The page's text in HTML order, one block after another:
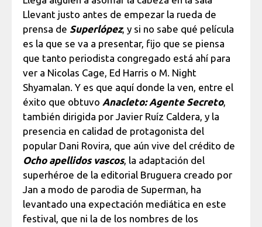
Llevant justo antes de empezar la rueda de
prensa de Superlópez, y si no sabe qué película
es la que se va a presentar, fijo que se piensa
que tanto periodista congregado está ahí para
ver a Nicolas Cage, Ed Harris o M. Night
Shyamalan. Y es que aquí donde la ven, entre el
éxito que obtuvo Anacleto: Agente Secreto,
también dirigida por Javier Ruíz Caldera, y la
presencia en calidad de protagonista del
popular Dani Rovira, que aún vive del crédito de
Ocho apellidos vascos, la adaptación del
superhéroe de la editorial Bruguera creado por
Jan a modo de parodia de Superman, ha
levantado una expectación mediática en este
festival, que ni la de los nombres de los